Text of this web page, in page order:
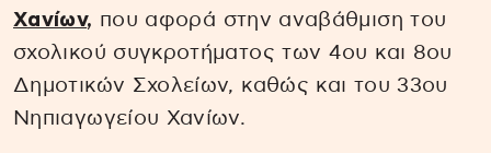
Χανίων, που αφορά στην αναβάθμιση του
σχολικού συγκροτήματος των 4ου και 8ου
Δημοτικών Σχολείων, καθώς και του 33ου
Νηπιαγωγείου Χανίων.